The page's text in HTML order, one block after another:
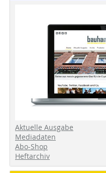
Aktuelle Ausgabe
Mediadaten
Abo-Shop
Heftarchiv